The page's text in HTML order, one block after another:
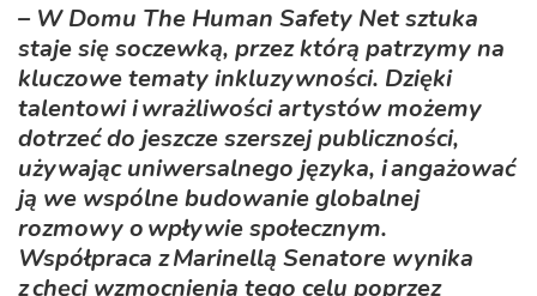
– W Domu The Human Safety Net sztuka
staje się soczewką, przez którą patrzymy na
kluczowe tematy inkluzywności. Dzięki
talentowi i wrażliwości artystów możemy
dotrzeć do jeszcze szerszej publiczności,
używając uniwersalnego języka, i angażować
ją we wspólne budowanie globalnej
rozmowy o wpływie społecznym.
Współpraca z Marinellą Senatore wynika
z chęci wzmocnienia tego celu poprzez